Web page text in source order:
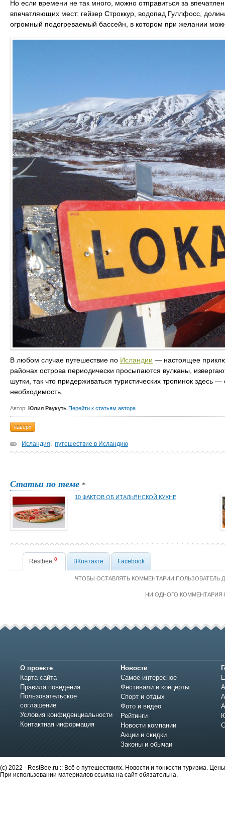
Но если времени не так много, можно отправиться за
впечатляющих мест: гейзер Строккур, водопад Гуллфоcс,
огромный подогреваемый бассейн, в котором при желании
В любом случае путешествие по Исландии — настоящее
районах острова периодически просыпаются вулканы,
шутки, так что придерживаться туристических тропинок здесь
необходимость.
Автор: Юлия Раукуть Перейти к статьям автора
наверх
Исландия, путешествие в Исландию
Статьи по теме
10 ФАКТОВ ОБ ИТАЛЬЯНСКОЙ КУХНЕ
Restbee 0 ВКонтакте Facebook
ЧТОБЫ ОСТАВЛЯТЬ КОММЕНТАРИИ
НИ ОДНОГО КОММЕНТАРИЯ
О проекте
Карта сайта
Правила поведения
Пользовательское
соглашение
Условия конфиденциальности
Контактная информация
Новости
Самое интересное
Фестивали и концерты
Спорт и отдых
Фото и видео
Рейтинги
Новости компании
Акции и скидки
Законы и обычаи
(c) 2022 - RestBee.ru :: Всё о путешествиях. Новости и тонкости туризма.
При использовании материалов ссылка на сайт обязательна.